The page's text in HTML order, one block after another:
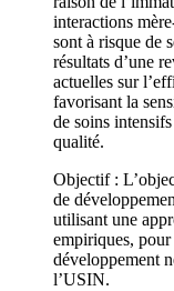
interactions
sont à risque de
résultats d’une
actuelles sur
favorisant la
de soins
qualité.
Objectif :
de
utilisant une
empiriques,
développement
l’USIN.